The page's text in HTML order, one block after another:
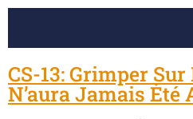
CS-13: Grimper Sur
N’aura Jamais Été